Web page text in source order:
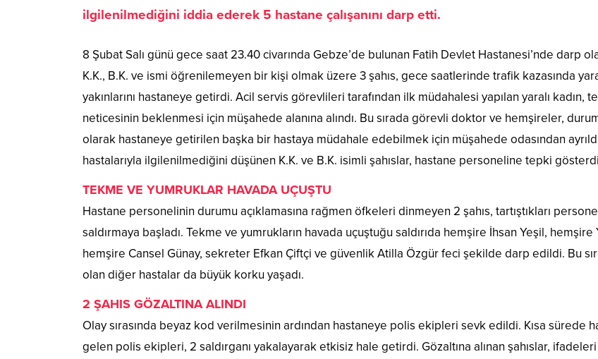
ilgilenilmediğini iddia ederek 5 hastane çalışanını darp etti.
8 Şubat Salı günü gece saat 23.40 civarında Gebze’de bulunan Fatih Devlet Hastanesi’nde darp
K.K., B.K. ve ismi öğrenilemeyen bir kişi olmak üzere 3 şahıs, gece saatlerinde trafik kazasında
yakınlarını hastaneye getirdi. Acil servis görevlileri tarafından ilk müdahalesi yapılan yaralı kadın,
neticesinin beklenmesi için müşahede alanına alındı. Bu sırada görevli doktor ve hemşireler,
olarak hastaneye getirilen başka bir hastaya müdahale edebilmek için müşahede odasından
hastalarıyla ilgilenilmediğini düşünen K.K. ve B.K. isimli şahıslar, hastane personeline tepki
TEKME VE YUMRUKLAR HAVADA UÇUŞTU
Hastane personelinin durumu açıklamasına rağmen öfkeleri dinmeyen 2 şahıs, tartıştıkları
saldırmaya başladı. Tekme ve yumrukların havada uçuştuğu saldırıda hemşire İhsan Yeşil, hemşire
hemşire Cansel Günay, sekreter Efkan Çiftçi ve güvenlik Atilla Özgür feci şekilde darp edildi. Bu
olan diğer hastalar da büyük korku yaşadı.
2 ŞAHIS GÖZALTINA ALINDI
Olay sırasında beyaz kod verilmesinin ardından hastaneye polis ekipleri sevk edildi. Kısa sürede
gelen polis ekipleri, 2 saldırganı yakalayarak etkisiz hale getirdi. Gözaltına alınan şahıslar, ifadeleri